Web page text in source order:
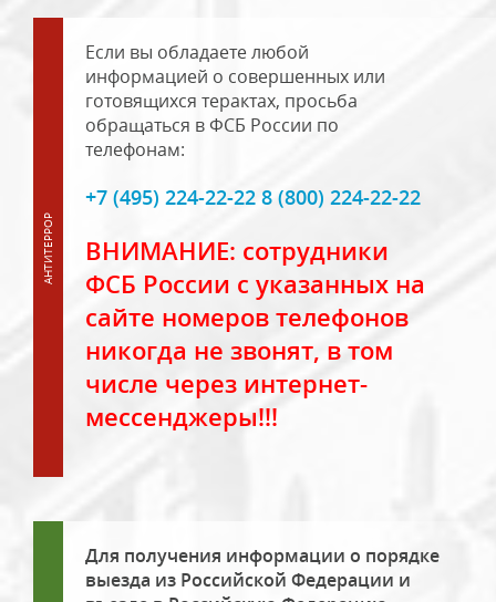
Если вы обладаете любой
информацией о совершенных или
готовящихся терактах, просьба
обращаться в ФСБ России по
телефонам:
+7 (495) 224-22-22 8 (800) 224-22-22
ВНИМАНИЕ: сотрудники
ФСБ России с указанных на
сайте номеров телефонов
никогда не звонят, в том
числе через интернет-
мессенджеры!!!
Для получения информации о порядке
выезда из Российской Федерации и